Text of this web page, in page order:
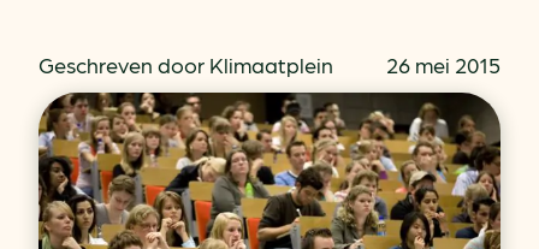
Geschreven door Klimaatplein 26 mei 2015